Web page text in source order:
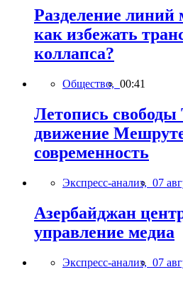
Разделение линий
как избежать
коллапса?
Общество, 00:41
Летопись свободы
движение
современность
Экспресс-анализ, 07
Азербайджан
управление медиа
Экспресс-анализ, 07